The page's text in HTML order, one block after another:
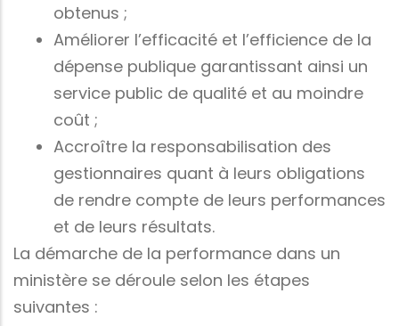
obtenus ;
Améliorer l’efficacité et l’efficience de la
dépense publique garantissant ainsi un
service public de qualité et au moindre
coût ;
Accroître la responsabilisation des
gestionnaires quant à leurs obligations
de rendre compte de leurs performances
et de leurs résultats.
La démarche de la performance dans un
ministère se déroule selon les étapes
suivantes :